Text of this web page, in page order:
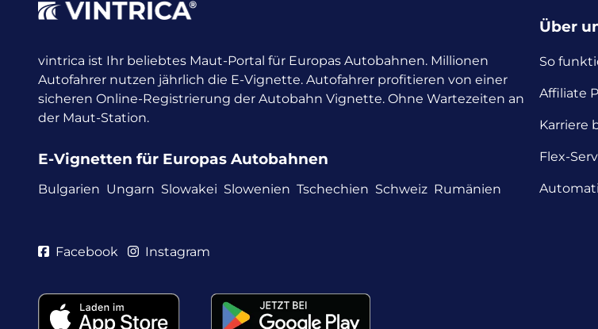
vintrica ist Ihr beliebtes Maut-Portal für Europas Autobahnen. Millionen
Autofahrer nutzen jährlich die E-Vignette. Autofahrer profitieren von einer
sicheren Online-Registrierung der Autobahn Vignette. Ohne Wartezeiten an
der Maut-Station.
E-Vignetten für Europas Autobahnen
Bulgarien Ungarn Slowakei Slowenien Tschechien Schweiz Rumänien
Über
So
Affiliate
Karriere
Flex-
Facebook Instagram